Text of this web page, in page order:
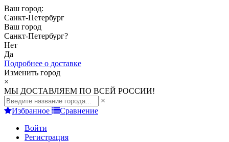
Ваш город:
Санкт-Петербург
Ваш город
Санкт-Петербург?
Нет
Да
Подробнее о доставке
Изменить город
×
МЫ ДОСТАВЛЯЕМ ПО ВСЕЙ РОССИИ!
×
Избранное
Сравнение
Войти
Регистрация